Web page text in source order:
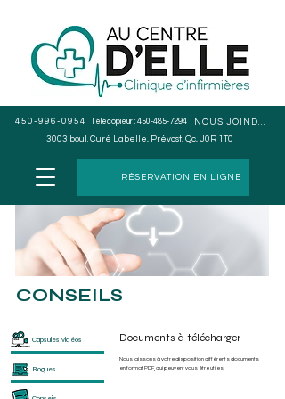
450-996-0954 Télécopieur : 450-485-7294
NOUS JOINDRE
3003 boul. Curé Labelle, Prévost, Qc, J0R 1T0
RÉSERVATION EN LIGNE
CONSEILS
Capsules vidéos
Blogues
Documents à télécharger
Nous laissons à votre disposition différents documents
en format PDF, qui peuvent vous être utiles.